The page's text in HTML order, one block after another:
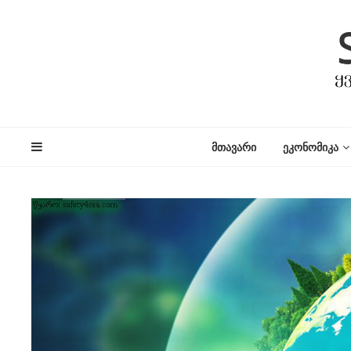
ᲛᲗᲐᲕᲐᲠᲘ ᲔᲙᲝᲜᲝᲛᲘᲙᲐ